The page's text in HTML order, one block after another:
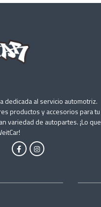
dedicada al servicio automotriz.
productos y accesorios para tu
variedad de autopartes. ¡Lo que